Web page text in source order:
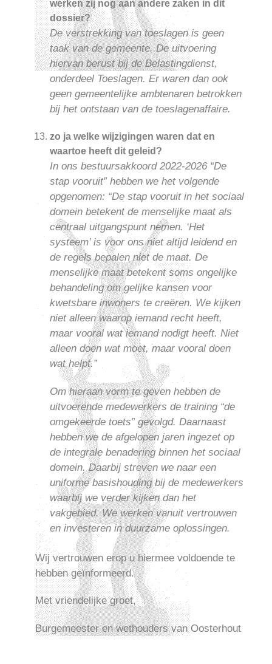
werken zij nog aan andere zaken in dit
dossier?
De verstrekking van toeslagen is geen
taak van de gemeente. De uitvoering
hiervan berust bij de Belastingdienst,
onderdeel Toeslagen. Er waren dan ook
geen gemeentelijke ambtenaren betrokken
bij het ontstaan van de toeslagenaffaire.
zo ja welke wijzigingen waren dat en
waartoe heeft dit geleid?
In ons bestuursakkoord 2022-2026 “De
stap vooruit” hebben we het volgende
opgenomen: “De stap vooruit in het sociaal
domein betekent de menselijke maat als
centraal uitgangspunt nemen. ‘Het
systeem’ is voor ons niet altijd leidend en
de regels bepalen niet de maat. De
menselijke maat betekent soms ongelijke
behandeling om gelijke kansen voor
kwetsbare inwoners te creëren. We kijken
niet alleen waarop iemand recht heeft,
maar vooral wat iemand nodigt heeft. Niet
alleen doen wat moet, maar vooral doen
wat helpt.”
Om hieraan vorm te geven hebben de
uitvoerende medewerkers de training “de
omgekeerde toets” gevolgd. Daarnaast
hebben we de afgelopen jaren ingezet op
de integrale benadering binnen het sociaal
domein. Daarbij streven we naar een
uniforme basishouding bij de medewerkers
waarbij we verder kijken dan het
vakgebied. We werken vanuit vertrouwen
en investeren in duurzame oplossingen.
Wij vertrouwen erop u hiermee voldoende te
hebben geïnformeerd.
Met vriendelijke groet,
Burgemeester en wethouders van Oosterhout